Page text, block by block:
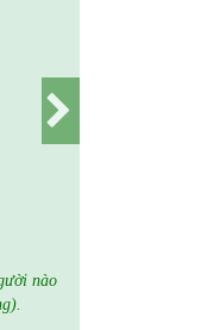
nào